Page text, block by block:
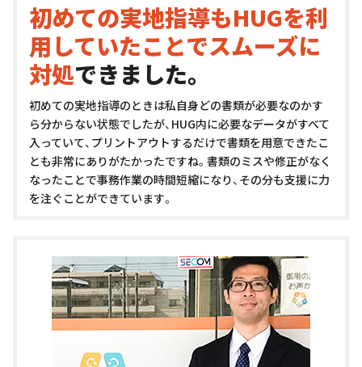
初めての実地指導もHUGを利
用していたことでスムーズに
対処できました。
初めての実地指導のときは私自身どの書類が必要なのかす
ら分からない状態でしたが、HUG内に必要なデータがすべて
入っていて、プリントアウトするだけで書類を用意できたこ
とも非常にありがたかったですね。 書類のミスや修正がなく
なったことで事務作業の時間短縮になり、その分も支援に力
を注ぐことができています。